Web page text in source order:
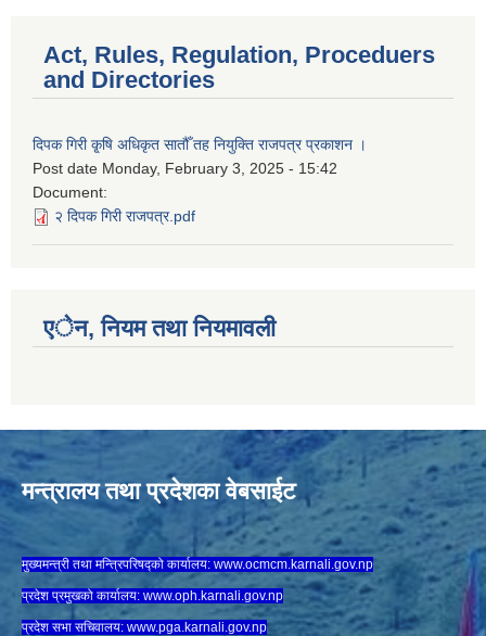
Act, Rules, Regulation, Proceduers
and Directories
दिपक गिरी कृ्षि अधिकृत सातौँ तह नियुक्ति राजपत्र प्रकाशन ।
Post date Monday, February 3, 2025 - 15:42
Document:
२ दिपक गिरी राजपत्र.pdf
एेन, नियम तथा नियमावली
मन्त्रालय तथा प्रदेशका वेबसाईट
मुख्यमन्त्री तथा मन्त्रिपरिषद्को कार्यालय: www.ocmcm.karnali.gov.np
प्रदेश प्रमुखको कार्यालय: www.oph.karnali.gov.np
प्रदेश सभा सचिवालय: www.pga.karnali.gov.np